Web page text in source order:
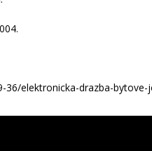
elektronicka-drazba-